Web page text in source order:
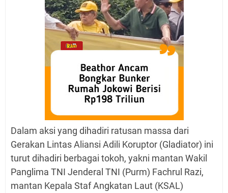
Dalam aksi yang dihadiri ratusan massa dari
Gerakan Lintas Aliansi Adili Koruptor (Gladiator) ini
turut dihadiri berbagai tokoh, yakni mantan Wakil
Panglima TNI Jenderal TNI (Purm) Fachrul Razi,
mantan Kepala Staf Angkatan Laut (KSAL)